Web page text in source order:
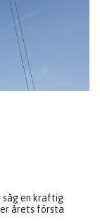
såg en kraftig
årets första